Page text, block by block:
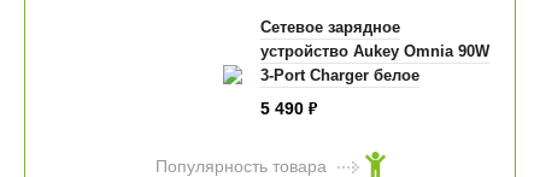
Сетевое зарядное
устройство Aukey Omnia 90W
3-Port Charger белое
5 490 ₽
Популярность товара